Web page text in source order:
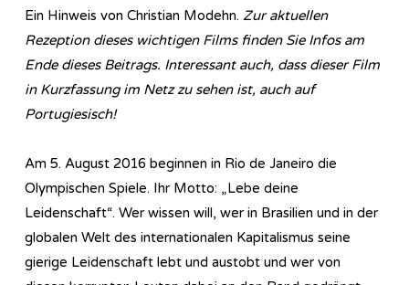
Ein Hinweis von Christian Modehn. Zur aktuellen
Rezeption dieses wichtigen Films finden Sie Infos am
Ende dieses Beitrags. Interessant auch, dass dieser Film
in Kurzfassung im Netz zu sehen ist, auch auf
Portugiesisch!
Am 5. August 2016 beginnen in Rio de Janeiro die
Olympischen Spiele. Ihr Motto: „Lebe deine
Leidenschaft“. Wer wissen will, wer in Brasilien und in der
globalen Welt des internationalen Kapitalismus seine
gierige Leidenschaft lebt und austobt und wer von